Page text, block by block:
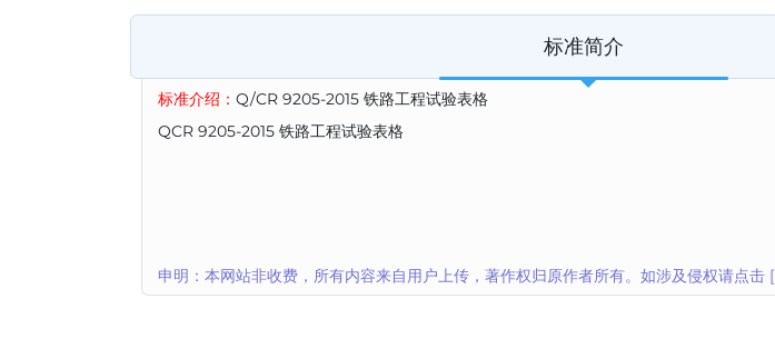
标准简介
标准介绍： Q/CR 9205-2015 铁路工程试验表格
QCR 9205-2015 铁路工程试验表格
申明：本网站非收费，所有内容来自用户上传，著作权归原作者所有。如涉及侵权请点击 [